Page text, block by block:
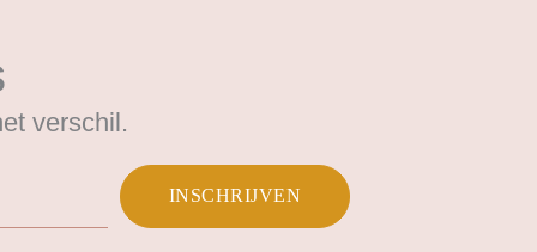
verschil.
INSCHRIJVEN